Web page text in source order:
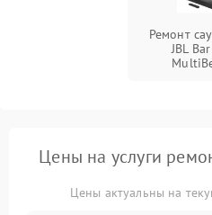
Ремонт
JBL
Цены на услуги
Цены актуальны на